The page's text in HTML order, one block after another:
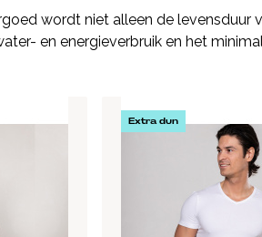
wordt niet alleen de
en energieverbruik en het
Extra dun